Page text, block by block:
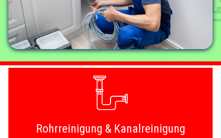
Rohrreinigung & Kanalreinigung